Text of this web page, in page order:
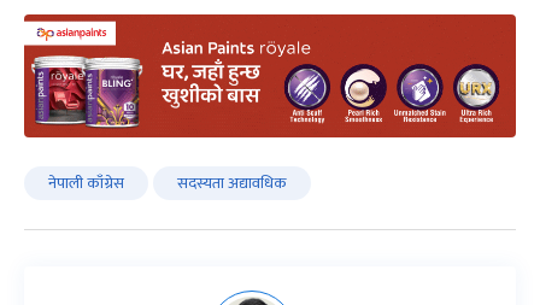
नेपाली काँग्रेस सदस्यता अद्यावधिक